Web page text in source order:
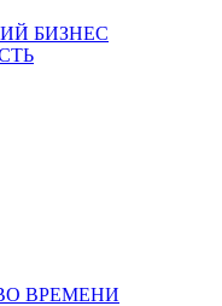
БИЗНЕС
ВРЕМЕНИ